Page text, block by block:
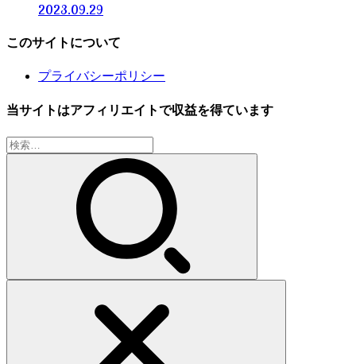
2023.09.29
このサイトについて
プライバシーポリシー
当サイトはアフィリエイトで収益を得ています
検
索: